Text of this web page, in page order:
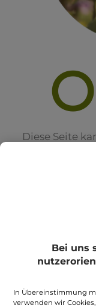
Diese Seite
existiert
Bei uns
In Übereinstimmung
verwenden wir